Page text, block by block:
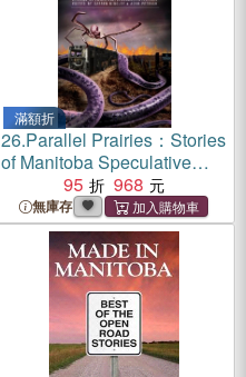
滿額折
26.Parallel Prairies：Stories
of Manitoba Speculative
95 968
無庫存